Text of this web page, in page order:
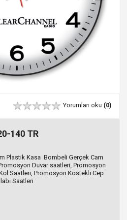
Yorumları oku (0)
140 TR
Plastik Kasa Bombeli Gerçek Cam
Duvar saatleri, Promosyon
Saatleri, Promosyon Köstekli Cep
Saatleri